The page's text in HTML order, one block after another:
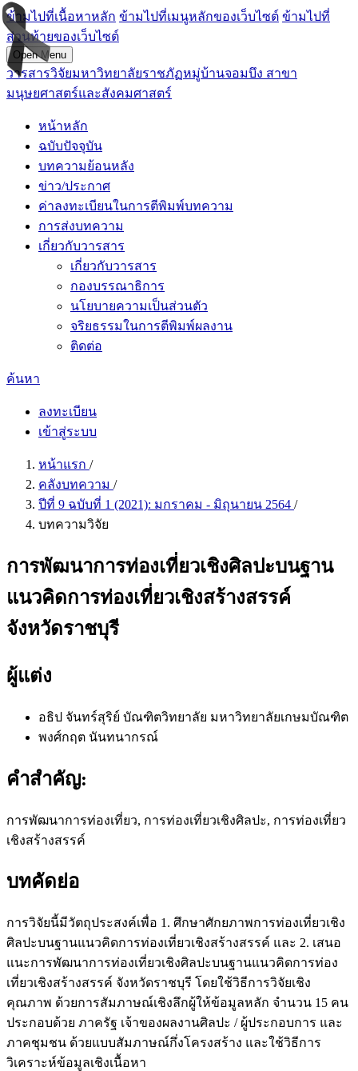
ข้ามไปที่เนื้อหาหลัก ข้ามไปที่เมนูหลักของเว็บไซต์ ข้ามไปที่
ส่วนท้ายของเว็บไซต์
Open Menu
วารสารวิจัยมหาวิทยาลัยราชภัฏหมู่บ้านจอมบึง สาขา
มนุษยศาสตร์และสังคมศาสตร์
หน้าหลัก
ฉบับปัจจุบัน
บทความย้อนหลัง
ข่าว/ประกาศ
ค่าลงทะเบียนในการตีพิมพ์บทความ
การส่งบทความ
เกี่ยวกับวารสาร
เกี่ยวกับวารสาร
กองบรรณาธิการ
นโยบายความเป็นส่วนตัว
จริยธรรมในการตีพิมพ์ผลงาน
ติดต่อ
ค้นหา
ลงทะเบียน
เข้าสู่ระบบ
หน้าแรก /
คลังบทความ /
ปีที่ 9 ฉบับที่ 1 (2021): มกราคม - มิถุนายน 2564 /
บทความวิจัย
การพัฒนาการท่องเที่ยวเชิงศิลปะบนฐาน
แนวคิดการท่องเที่ยวเชิงสร้างสรรค์
จังหวัดราชบุรี
ผู้แต่ง
อธิป จันทร์สุริย์ บัณฑิตวิทยาลัย มหาวิทยาลัยเกษมบัณฑิต
พงศ์กฤต นันทนากรณ์
คำสำคัญ:
การพัฒนาการท่องเที่ยว, การท่องเที่ยวเชิงศิลปะ, การท่องเที่ยว
เชิงสร้างสรรค์
บทคัดย่อ
การวิจัยนี้มีวัตถุประสงค์เพื่อ 1. ศึกษาศักยภาพการท่องเที่ยวเชิง
ศิลปะบนฐานแนวคิดการท่องเที่ยวเชิงสร้างสรรค์ และ 2. เสนอ
แนะการพัฒนาการท่องเที่ยวเชิงศิลปะบนฐานแนวคิดการท่อง
เที่ยวเชิงสร้างสรรค์ จังหวัดราชบุรี โดยใช้วิธีการวิจัยเชิง
คุณภาพ ด้วยการสัมภาษณ์เชิงลึกผู้ให้ข้อมูลหลัก จำนวน 15 คน
ประกอบด้วย ภาครัฐ เจ้าของผลงานศิลปะ / ผู้ประกอบการ และ
ภาคชุมชน ด้วยแบบสัมภาษณ์กึ่งโครงสร้าง และใช้วิธีการ
วิเคราะห์ข้อมูลเชิงเนื้อหา